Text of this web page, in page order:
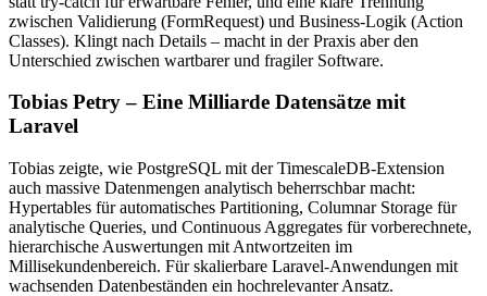
zwischen Validierung (FormRequest) und Business-Logik (Action
Classes). Klingt nach Details – macht in der Praxis aber den
Unterschied zwischen wartbarer und fragiler Software.
Tobias Petry – Eine Milliarde Datensätze mit
Laravel
Tobias zeigte, wie PostgreSQL mit der TimescaleDB-Extension
auch massive Datenmengen analytisch beherrschbar macht:
Hypertables für automatisches Partitioning, Columnar Storage für
analytische Queries, und Continuous Aggregates für vorberechnete,
hierarchische Auswertungen mit Antwortzeiten im
Millisekundenbereich. Für skalierbare Laravel-Anwendungen mit
wachsenden Datenbeständen ein hochrelevanter Ansatz.